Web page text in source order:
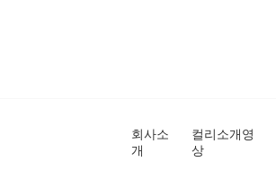
회사소
개
컬리소개영
상